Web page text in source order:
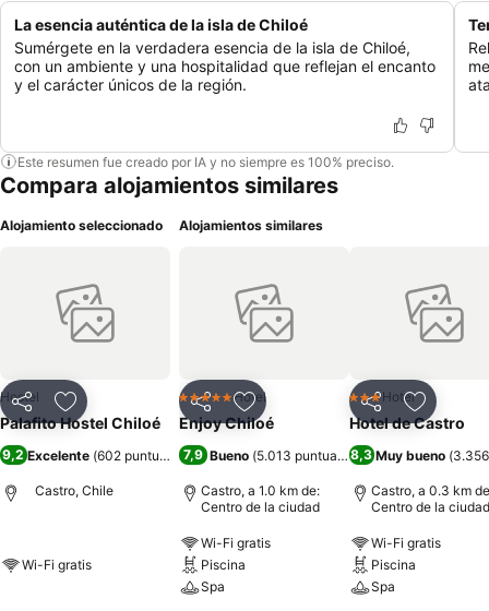
La esencia auténtica de la isla de Chiloé
Sumérgete en la verdadera esencia de la isla de Chiloé,
con un ambiente y una hospitalidad que reflejan el encanto
y el carácter únicos de la región.
Este resumen fue creado por IA y no siempre es 100% preciso.
Compara alojamientos similares
Alojamiento seleccionado
CompartirAgregar a favoritos
Hostel
Palafito Hostel Chiloé
9,2 Excelente (602 puntuaciones)
Castro, Chile
Wi-Fi gratis
Alojamientos similares
CompartirAgregar a favoritos
5 EstrellasHotel
Enjoy Chiloé
7,9 Bueno (5.013 puntuaciones)
Castro, a 1.0 km de:
Centro de la ciudad
Wi-Fi gratis
Piscina
Spa
CompartirAgregar
3 Estrellas
Hotel
Hotel de Castro
8,3Muy bueno (
Castro, a 0.3 km
Centro de la ciudad
Wi-Fi gratis
Piscina
Spa